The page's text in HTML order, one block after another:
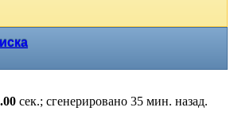
сек.; сгенерировано 35 мин. назад.